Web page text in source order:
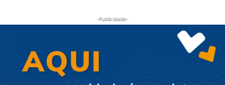
-Publicidade-